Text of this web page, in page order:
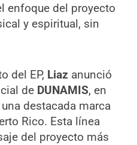
enfoque del proyecto
y espiritual, sin
del EP, Liaz anunció
de DUNAMIS, en
destacada marca
Rico. Esta línea
del proyecto más